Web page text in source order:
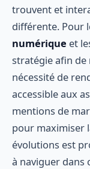
trouvent et
différente. Pour
numérique et
stratégie afin de
nécessité de
accessible aux
mentions de
pour maximiser
évolutions est
à naviguer dans